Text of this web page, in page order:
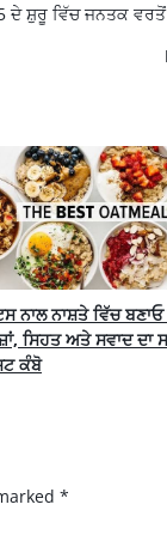
ਸ਼ੁਰੂ ਵਿੱਚ ਜਨਤਕ ਵਰਤੋਂ
ਨਾਲ ਨਾਸ਼ਤੇ ਵਿੱਚ
ਸਿਹਤ ਅਤੇ ਸਵਾਦ ਦਾ
ਕੰਬੋ
*